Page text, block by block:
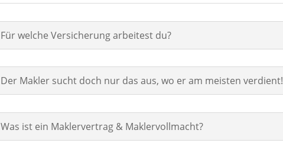
Für welche Versicherung arbeitest du?
Der Makler sucht doch nur das aus, wo er am meisten verdient!
Was ist ein Maklervertrag & Maklervollmacht?